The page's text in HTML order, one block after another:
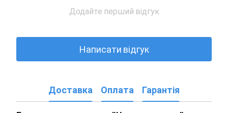
Додайте перший відгук
Написати відгук
Доставка Оплата Гарантія